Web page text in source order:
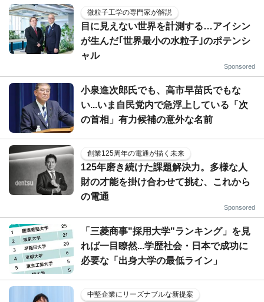
微粒子工学の専門家が解説
目に見えない世界を計測する…アイシン
が生んだ｢世界最小の水粒子｣のポテンシ
ャル
Sponsored
小泉進次郎氏でも、高市早苗氏でもな
い...いま自民党内で急浮上している「次
の首相」有力候補の意外な名前
創業125周年の電通が描く未来
125年磨き続けた課題解決力。多様な人
財の才能を掛け合わせて挑む、これから
の電通
Sponsored
「三菱商事"採用大学"ランキング」を見
れば一目瞭然...学歴社会・日本で成功に
必要な「出身大学の最低ライン」
中堅企業にリーズナブルな新提案